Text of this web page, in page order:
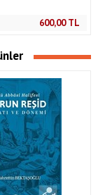
600,00TL